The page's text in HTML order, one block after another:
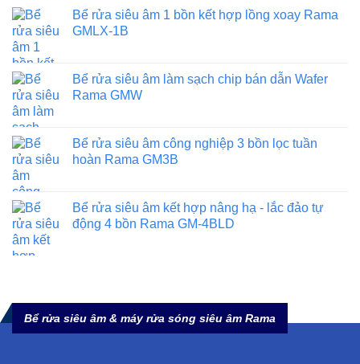
Bể rửa siêu âm 1 bồn kết hợp lồng xoay Rama
GMLX-1B
Bể rửa siêu âm làm sạch chip bán dẫn Wafer
Rama GMW
Bể rửa siêu âm công nghiệp 3 bồn lọc tuần
hoàn Rama GM3B
Bể rửa siêu âm kết hợp nâng hạ - lắc đảo tự
động 4 bồn Rama GM-4BLD
Bể rửa siêu âm & máy rửa sóng siêu âm Rama